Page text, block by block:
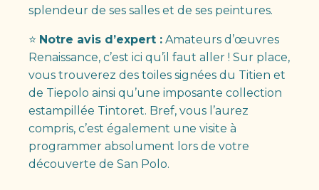
splendeur de ses salles et de ses peintures.
⭐ Notre avis d’expert : Amateurs d’œuvres
Renaissance, c’est ici qu’il faut aller ! Sur place,
vous trouverez des toiles signées du Titien et
de Tiepolo ainsi qu’une imposante collection
estampillée Tintoret. Bref, vous l’aurez
compris, c’est également une visite à
programmer absolument lors de votre
découverte de San Polo.